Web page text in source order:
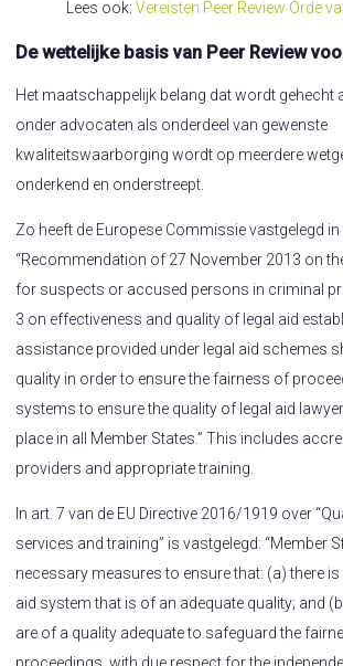
Lees ook: Vereisten Peer Review Orde
De wettelijke basis van Peer Review
Het maatschappelijk belang dat wordt gehecht
onder advocaten als onderdeel van gewenste
kwaliteitswaarborging wordt op meerdere
onderkend en onderstreept.
Zo heeft de Europese Commissie vastgelegd
“Recommendation of 27 November 2013 on
for suspects or accused persons in criminal
3 on effectiveness and quality of legal aid
assistance provided under legal aid schemes
quality in order to ensure the fairness of
systems to ensure the quality of legal aid
place in all Member States.” This includes
providers and appropriate training.
In art. 7 van de EU Directive 2016/1919 over
services and training” is vastgelegd: “Member
necessary measures to ensure that: (a) there is
aid system that is of an adequate quality; and
are of a quality adequate to safeguard the